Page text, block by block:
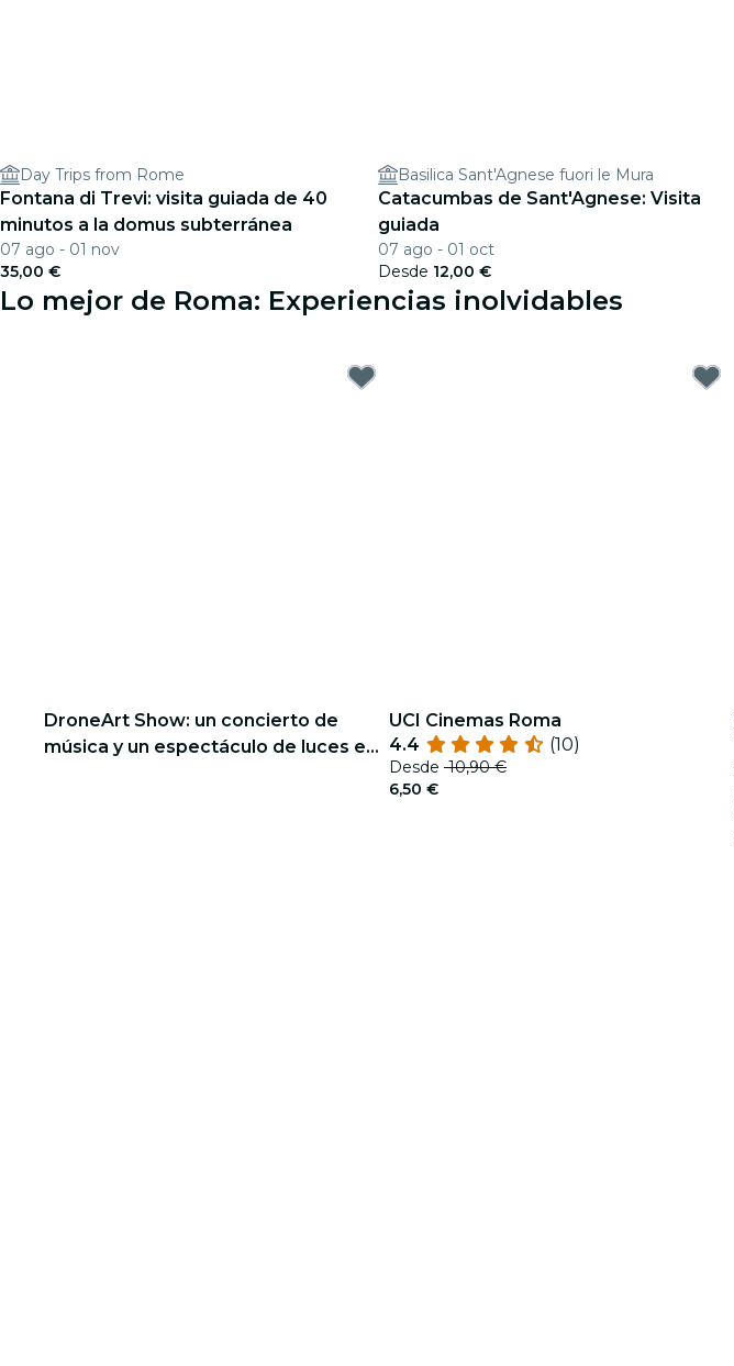
Day Trips from Rome
Fontana di Trevi: visita guiada de 40
minutos a la domus subterránea
07 ago - 01 nov
35,00 €
Basilica Sant'Agnese fuori le Mura
Catacumbas de Sant'Agnese: Visita
guiada
07 ago - 01 oct
Desde 12,00 €
Lo mejor de Roma: Experiencias inolvidables
DroneArt Show: un concierto de
música y un espectáculo de luces en
UCI Cinemas Roma
4.4
(10)
Desde 10,90 €
6,50 €